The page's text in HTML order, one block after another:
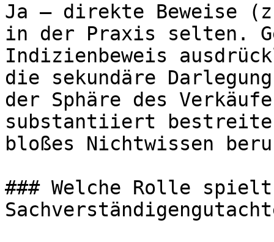
Ja — direkte Beweise
in der Praxis selten.
Indizienbeweis
die sekundäre
der Sphäre des
substantiiert
bloßes Nichtwissen
### Welche Rolle